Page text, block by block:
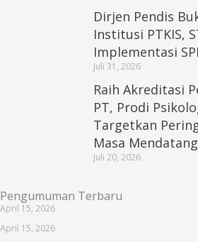
Dirjen Pendis
Institusi PTKIS,
Implementasi
Juli 31, 2026
Raih Akreditasi
PT, Prodi
Targetkan
Masa Mendatang
Juli 20, 2026
Pengumuman Terbaru
April 15, 2026
April 15, 2026